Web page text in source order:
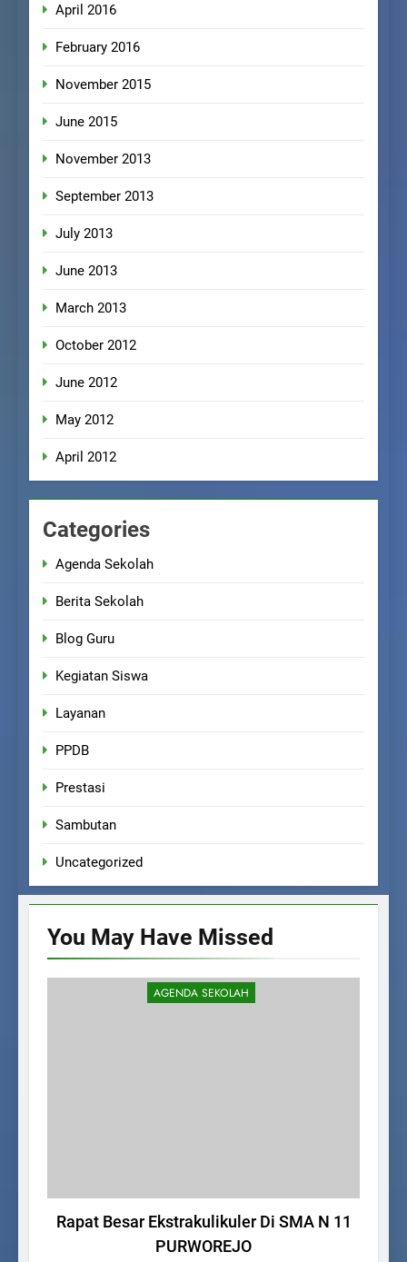
April 2016
February 2016
November 2015
June 2015
November 2013
September 2013
July 2013
June 2013
March 2013
October 2012
June 2012
May 2012
April 2012
Categories
Agenda Sekolah
Berita Sekolah
Blog Guru
Kegiatan Siswa
Layanan
PPDB
Prestasi
Sambutan
Uncategorized
You May Have Missed
AGENDA SEKOLAH
Rapat Besar Ekstrakulikuler Di SMA N 11
PURWOREJO